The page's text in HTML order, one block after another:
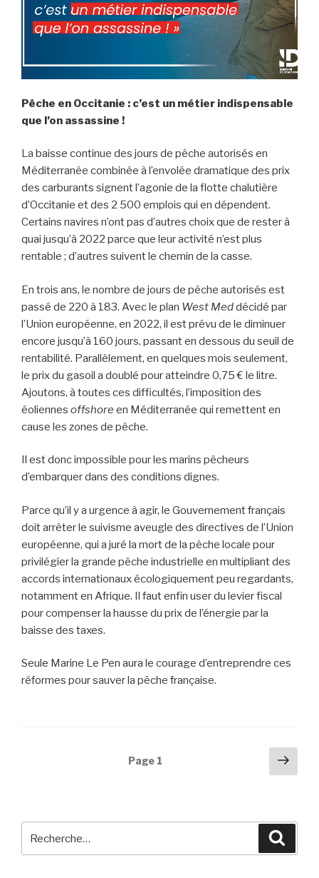
Pêche en Occitanie : c’est un métier indispensable
que l’on assassine !
La baisse continue des jours de pêche autorisés en
Méditerranée combinée à l’envolée dramatique des prix
des carburants signent l’agonie de la flotte chalutière
d’Occitanie et des 2 500 emplois qui en dépendent.
Certains navires n’ont pas d’autres choix que de rester à
quai jusqu’à 2022 parce que leur activité n’est plus
rentable ; d’autres suivent le chemin de la casse.
En trois ans, le nombre de jours de pêche autorisés est
passé de 220 à 183. Avec le plan West Meddécidé par
l’Union européenne, en 2022, il est prévu de le diminuer
encore jusqu’à 160 jours, passant en dessous du seuil de
rentabilité. Parallèlement, en quelques mois seulement,
le prix du gasoil a doublé pour atteindre 0,75 € le litre.
Ajoutons, à toutes ces difficultés, l’imposition des
éoliennes offshore en Méditerranée qui remettent en
cause les zones de pêche.
Il est donc impossible pour les marins pêcheurs
d’embarquer dans des conditions dignes.
Parce qu’il y a urgence à agir, le Gouvernement français
doit arrêter le suivisme aveugle des directives de l’Union
européenne, qui a juré la mort de la pêche locale pour
privilégier la grande pêche industrielle en multipliant des
accords internationaux écologiquement peu regardants,
notamment en Afrique. Il faut enfin user du levier fiscal
pour compenser la hausse du prix de l’énergie par la
baisse des taxes.
Seule Marine Le Pen aura le courage d’entreprendre ces
réformes pour sauver la pêche française.
Page 1